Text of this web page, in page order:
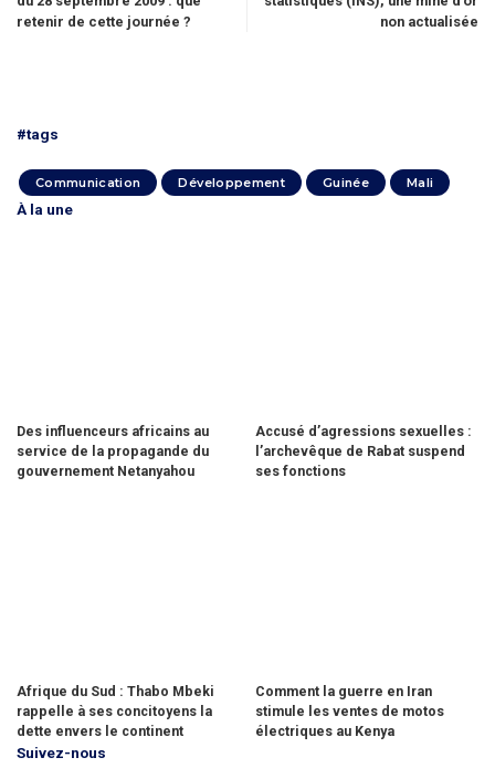
retenir de cette journée ?
non actualisée
#tags
Communication Développement Guinée Mali
À la une
Des influenceurs africains au
service de la propagande du
gouvernement Netanyahou
Accusé d’agressions sexuelles :
l’archevêque de Rabat suspend
ses fonctions
Afrique du Sud : Thabo Mbeki
rappelle à ses concitoyens la
dette envers le continent
Comment la guerre en Iran
stimule les ventes de motos
électriques au Kenya
Suivez-nous